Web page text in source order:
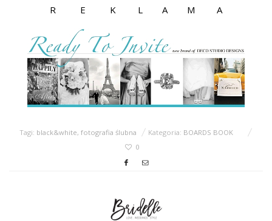
R E K L A M A
Tagi: black&white, fotografia ślubna Kategoria: BOARDS BOOK
0